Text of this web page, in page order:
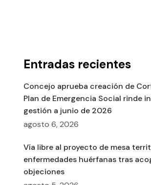
Entradas recientes
Concejo aprueba creación de
Plan de Emergencia Social rinde
gestión a junio de 2026
agosto 6, 2026
Vía libre al proyecto de mesa
enfermedades huérfanas tras
objeciones